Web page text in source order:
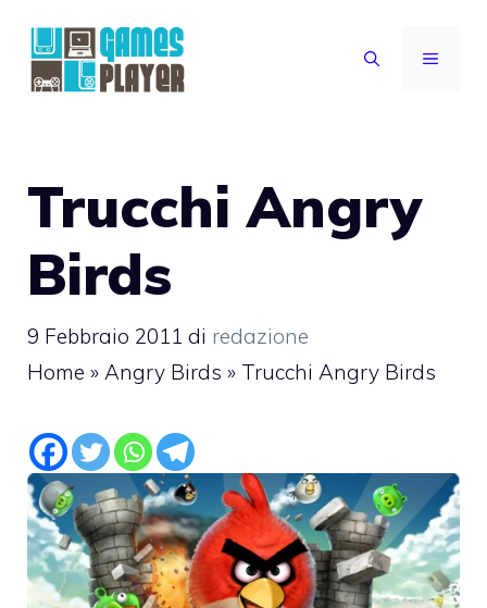
contenuto
MENU
Trucchi Angry
Birds
9 Febbraio 2011 di redazione
Home » Angry Birds » Trucchi Angry Birds